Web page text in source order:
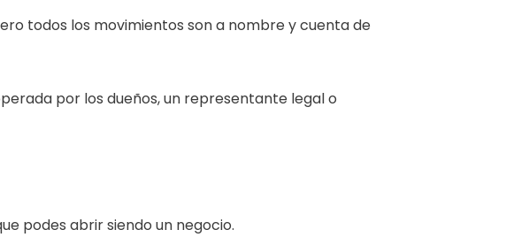
todos los movimientos son a nombre y cuenta de
por los dueños, un representante legal o
podes abrir siendo un negocio.